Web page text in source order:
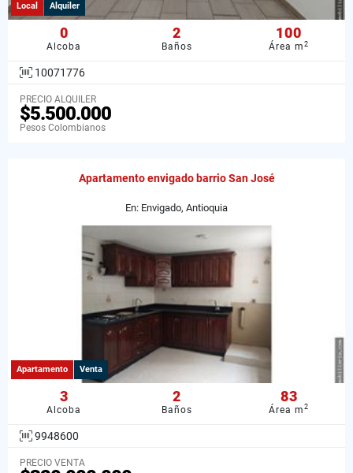
Local Alquiler
0
Alcoba
2
Baños
100
Área m2
10071776
PRECIO ALQUILER
$5.500.000
Pesos Colombianos
Apartamento envigado barrio San José
En: Envigado, Antioquia
Apartamento Venta
3
Alcoba
2
Baños
83
Área m2
9948600
PRECIO VENTA